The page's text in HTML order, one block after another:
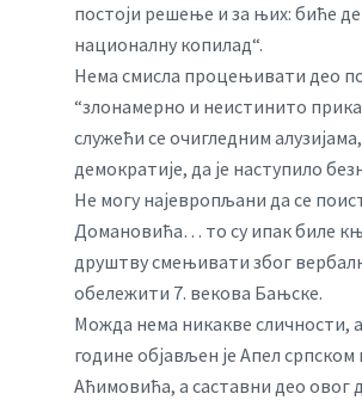
постоји решење и за њих: биће
националну копилад“.
Нема смисла процењивати део
“злонамерно и неистинито
служећи се очигледним
демократије, да је наступило
Не могу најевропљани да се
Домановића… то су ипак биле
друштву смењивати због
обележити 7. векова Бањске.
Можда нема никакве сличности,
године објављен је Апел
Аћимовића, а саставни део овог